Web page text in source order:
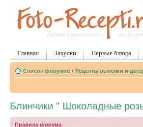
Главная Закуски Первые блюда
Список форумов ‹ Рецепты выпечки и
Блинчики " Шоколадные
Правила форума